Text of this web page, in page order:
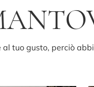
tuo gusto, perciò